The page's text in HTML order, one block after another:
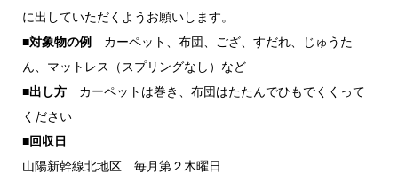
に出していただくようお願いします。
■対象物の例
カーペット、布団、ござ、すだれ、じゅうた
ん、マットレス（スプリングなし）など
■出し方 カーペットは巻き、布団はたたんでひもでくくって
ください
■回収日
山陽新幹線北地区 毎月第２木曜日